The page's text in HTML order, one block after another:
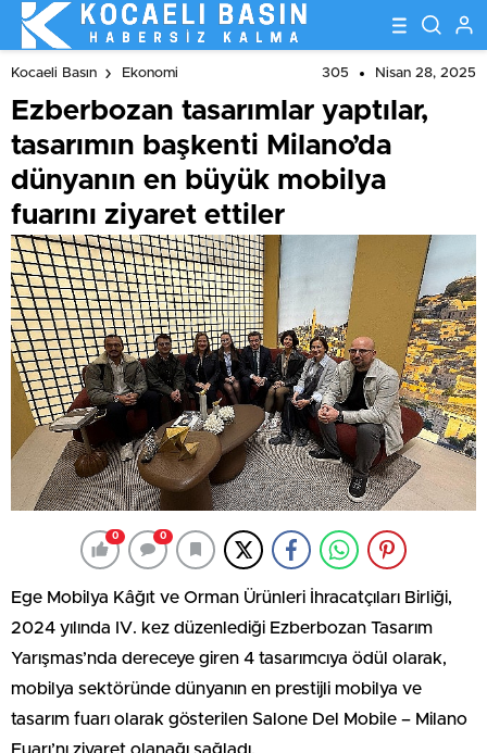
ettiler
Kocaeli Basın Ekonomi 305 Nisan 28, 2025
Ezberbozan tasarımlar yaptılar,
tasarımın başkenti Milano’da
dünyanın en büyük mobilya
fuarını ziyaret ettiler
0 0
Ege Mobilya Kâğıt ve Orman Ürünleri İhracatçıları Birliği,
2024 yılında IV. kez düzenlediği Ezberbozan Tasarım
Yarışmas’nda dereceye giren 4 tasarımcıya ödül olarak,
mobilya sektöründe dünyanın en prestijli mobilya ve
tasarım fuarı olarak gösterilen Salone Del Mobile – Milano
Fuarı’nı ziyaret olanağı sağladı.